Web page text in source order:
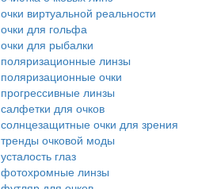
очки виртуальной реальности
очки для гольфа
очки для рыбалки
поляризационные линзы
поляризационные очки
прогрессивные линзы
салфетки для очков
солнцезащитные очки для зрения
тренды очковой моды
усталость глаз
фотохромные линзы